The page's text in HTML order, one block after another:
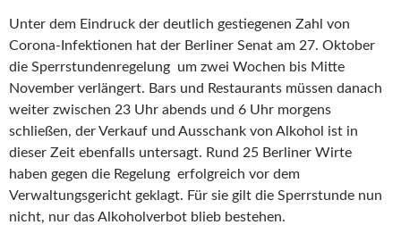
Unter dem Eindruck der deutlich gestiegenen Zahl von
Corona-Infektionen hat der Berliner Senat am 27. Oktober
die Sperrstundenregelung um zwei Wochen bis Mitte
November verlängert. Bars und Restaurants müssen danach
weiter zwischen 23 Uhr abends und 6 Uhr morgens
schließen, der Verkauf und Ausschank von Alkohol ist in
dieser Zeit ebenfalls untersagt. Rund 25 Berliner Wirte
haben gegen die Regelung erfolgreich vor dem
Verwaltungsgericht geklagt. Für sie gilt die Sperrstunde nun
nicht, nur das Alkoholverbot blieb bestehen.